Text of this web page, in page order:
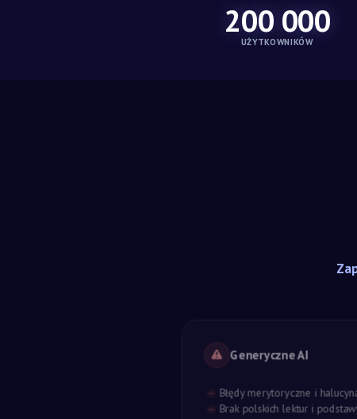
200 000
UŻYTKOWNIKÓW
Generyczne AI
Błędy merytoryczne i
Brak polskich lektur i